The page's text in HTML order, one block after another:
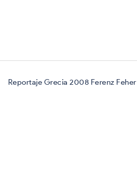
Reportaje Grecia 2008 Ferenz Feher